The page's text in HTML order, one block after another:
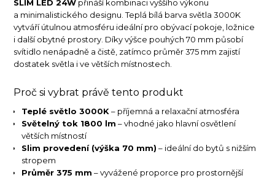
SLIM LED 24W přináší kombinaci vyššího výkonu
a minimalistického designu. Teplá bílá barva světla 3000K
vytváří útulnou atmosféru ideální pro obývací pokoje, ložnice
i další obytné prostory. Díky výšce pouhých 70 mm působí
svítidlo nenápadně a čistě, zatímco průměr 375 mm zajistí
dostatek světla i ve větších místnostech.
Proč si vybrat právě tento produkt
Teplé světlo 3000K – příjemná a relaxační atmosféra
Světelný tok 1800 lm – vhodné jako hlavní osvětlení
větších místností
Slim provedení (výška 70 mm) – ideální do bytů s nižším
stropem
Průměr 375 mm – vyvážené proporce pro prostornější